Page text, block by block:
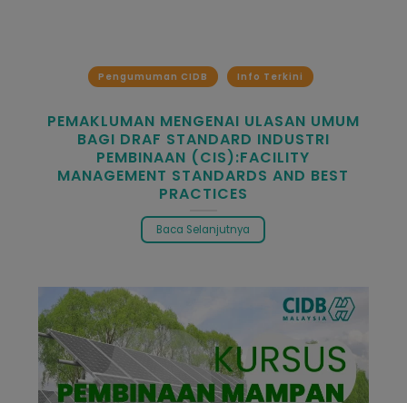
Pengumuman CIDB Info Terkini
PEMAKLUMAN MENGENAI ULASAN UMUM
BAGI DRAF STANDARD INDUSTRI
PEMBINAAN (CIS):FACILITY
MANAGEMENT STANDARDS AND BEST
PRACTICES
Baca Selanjutnya